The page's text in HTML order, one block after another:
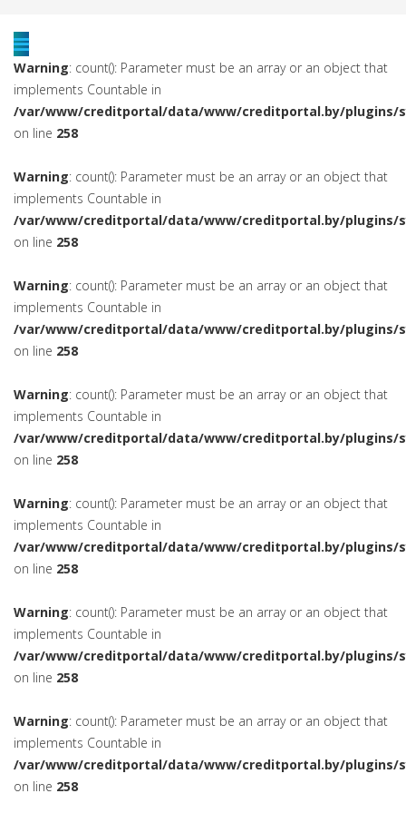
Warning: count(): Parameter must be an array or an object that
implements Countable in
/var/www/creditportal/data/www/creditportal.by/plugins/
on line 258
Warning: count(): Parameter must be an array or an object that
implements Countable in
/var/www/creditportal/data/www/creditportal.by/plugins/
on line 258
Warning: count(): Parameter must be an array or an object that
implements Countable in
/var/www/creditportal/data/www/creditportal.by/plugins/
on line 258
Warning: count(): Parameter must be an array or an object that
implements Countable in
/var/www/creditportal/data/www/creditportal.by/plugins/
on line 258
Warning: count(): Parameter must be an array or an object that
implements Countable in
/var/www/creditportal/data/www/creditportal.by/plugins/
on line 258
Warning: count(): Parameter must be an array or an object that
implements Countable in
/var/www/creditportal/data/www/creditportal.by/plugins/
on line 258
Warning: count(): Parameter must be an array or an object that
implements Countable in
/var/www/creditportal/data/www/creditportal.by/plugins/
on line 258